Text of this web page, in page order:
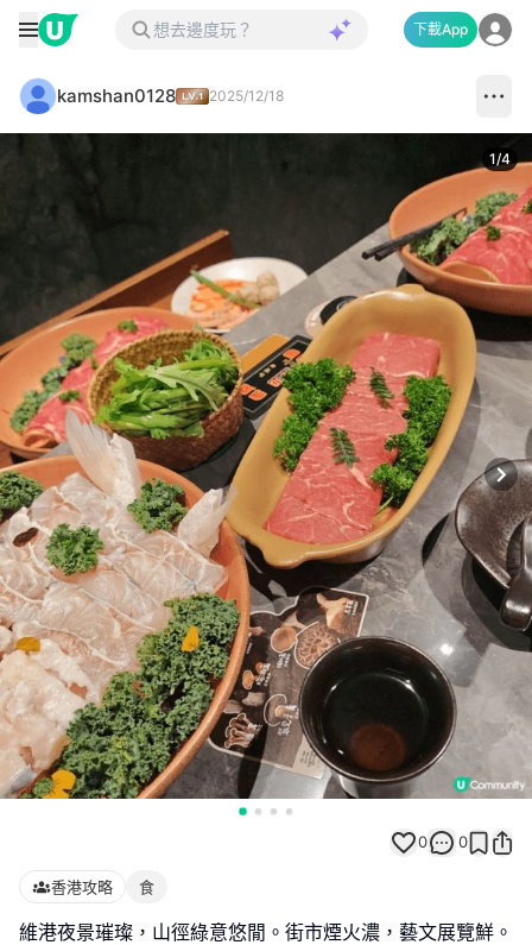
下載App
kamshan0128 2025/12/18
1/4
0 0
香港攻略 食
維港夜景璀璨，山徑綠意悠閒。街市煙火濃，藝文展覽鮮。